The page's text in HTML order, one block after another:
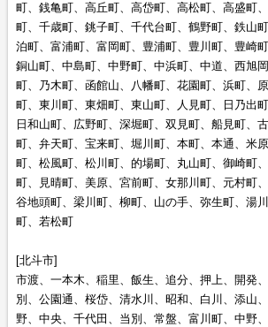
町、銭亀町、高丘町、高岱町、高松町、高盛町
町、千歳町、銚子町、千代台町、鶴野町、鉄山
泊町、富浦町、富岡町、豊浦町、豊川町、豊崎
銅山町、中島町、中野町、中浜町、中道、西旭
町、乃木町、函館山、八幡町、花園町、浜町、
町、東川町、東畑町、東山町、人見町、日乃出
日和山町、広野町、深堀町、双見町、船見町、
町、弁天町、宝来町、堀川町、本町、本通、米
町、松風町、松川町、的場町、丸山町、御崎町
町、見晴町、美原、宮前町、女那川町、元村町
谷地頭町、梁川町、柳町、山の手、弥生町、湯
町、若松町
[北斗市]
市渡、一本木、稲里、飯生、追分、押上、開発
別、公園通、桜岱、清水川、昭和、白川、添山
野、中央、千代田、当別、常盤、富川町、中野